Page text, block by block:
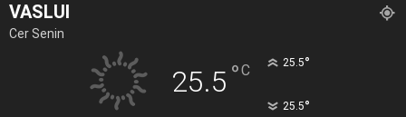
VASLUI
Cer Senin
25.5 °C 25.5°
25.5°